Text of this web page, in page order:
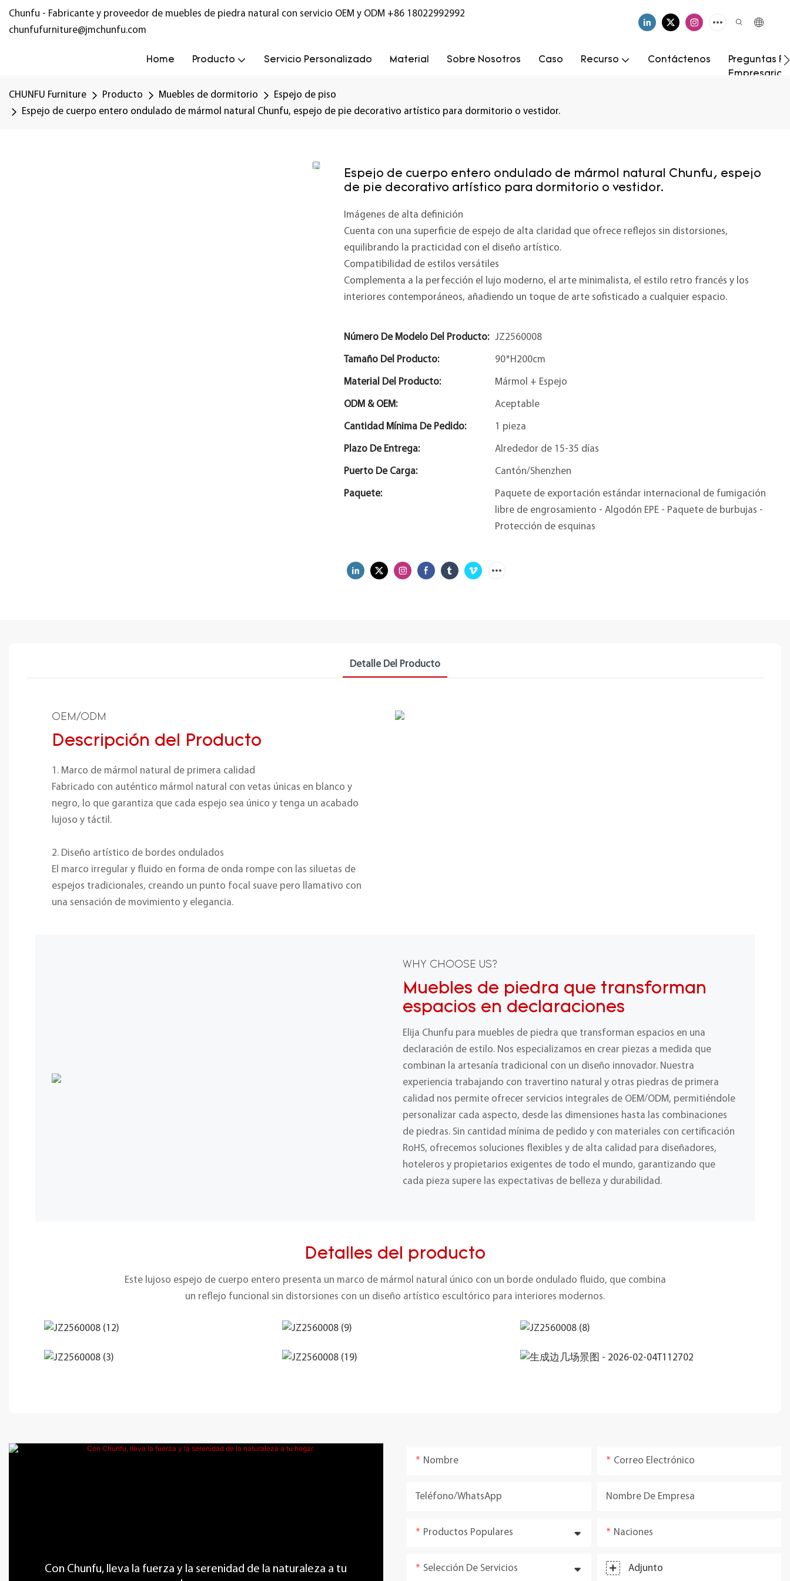
Chunfu - Fabricante y proveedor de muebles de piedra natural con servicio OEM y ODM +86 18022992992
chunfufurniture@jmchunfu.com
Home Producto Servicio Personalizado Material Sobre Nosotros Caso Recurso Contáctenos
Preguntas
CHUNFU Furniture Producto Muebles de dormitorio
Espejo de piso
Espejo de cuerpo entero ondulado de mármol natural Chunfu, espejo de pie decorativo artístico para dormitorio o vestidor.
Espejo de cuerpo entero ondulado de mármol natural Chunfu, espejo
de pie decorativo artístico para dormitorio o vestidor.
Imágenes de alta definición
Cuenta con una superficie de espejo de alta claridad que ofrece reflejos sin distorsiones,
equilibrando la practicidad con el diseño artístico.
Compatibilidad de estilos versátiles
Complementa a la perfección el lujo moderno, el arte minimalista, el estilo retro francés y los
interiores contemporáneos, añadiendo un toque de arte sofisticado a cualquier espacio.
Número De Modelo Del Producto: JZ2560008
Tamaño Del Producto: 90*H200cm
Material Del Producto: Mármol + Espejo
ODM & OEM: Aceptable
Cantidad Mínima De Pedido: 1 pieza
Plazo De Entrega: Alrededor de 15-35 días
Puerto De Carga: Cantón/Shenzhen
Paquete:
Paquete de exportación estándar internacional de fumigación
libre de engrosamiento - Algodón EPE - Paquete de burbujas -
Protección de esquinas
Detalle Del Producto
OEM/ODM
Descripción del Producto
1. Marco de mármol natural de primera calidad
Fabricado con auténtico mármol natural con vetas únicas en blanco y
negro, lo que garantiza que cada espejo sea único y tenga un acabado
lujoso y táctil.
2. Diseño artístico de bordes ondulados
El marco irregular y fluido en forma de onda rompe con las siluetas de
espejos tradicionales, creando un punto focal suave pero llamativo con
una sensación de movimiento y elegancia.
WHY CHOOSE US?
Muebles de piedra que transforman
espacios en declaraciones
Elija Chunfu para muebles de piedra que transforman espacios en una
declaración de estilo. Nos especializamos en crear piezas a medida que
combinan la artesanía tradicional con un diseño innovador. Nuestra
experiencia trabajando con travertino natural y otras piedras de primera
calidad nos permite ofrecer servicios integrales de OEM/ODM, permitiéndole
personalizar cada aspecto, desde las dimensiones hasta las combinaciones
de piedras. Sin cantidad mínima de pedido y con materiales con certificación
RoHS, ofrecemos soluciones flexibles y de alta calidad para diseñadores,
hoteleros y propietarios exigentes de todo el mundo, garantizando que
cada pieza supere las expectativas de belleza y durabilidad.
Detalles del producto
Este lujoso espejo de cuerpo entero presenta un marco de mármol natural único con un borde ondulado fluido, que combina
un reflejo funcional sin distorsiones con un diseño artístico escultórico para interiores modernos.
Con Chunfu, lleva la fuerza y ​​la serenidad de la naturaleza a tu
Nombre Correo Electrónico
Teléfono/WhatsApp Nombre De Empresa
Productos Populares Naciones
Selección De Servicios Adjunto